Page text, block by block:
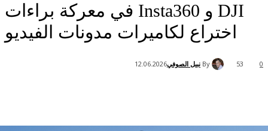
DJI و Insta360 في معركة براءات
اختراع لكاميرات مدونات الفيديو
By نبيل الصوفي12.06.2026